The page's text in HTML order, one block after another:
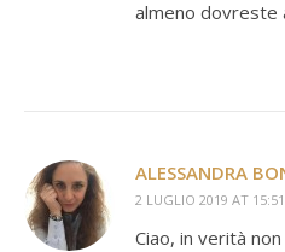
almeno dovreste
ALESSANDRA
2 LUGLIO 2019 AT 15:51
Ciao, in verità